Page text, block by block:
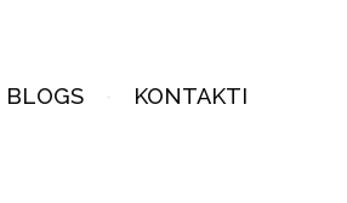
BLOGS KONTAKTI